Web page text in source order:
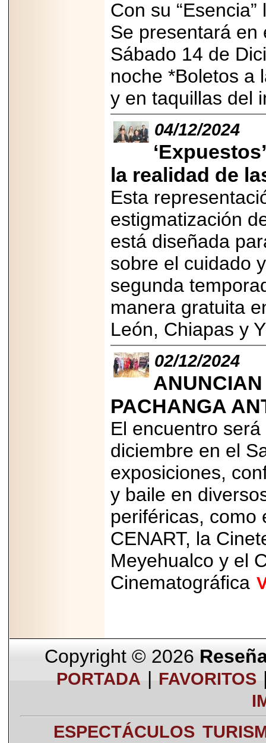
Con su
Se presentará en
Sábado 14 de
noche *Boletos a
y en taquillas del
04/12/2024
la realidad de
Esta
estigmatización
está diseñada
sobre el cuidado
segunda
manera gratuita
León, Chiapas y
02/12/2024
PACHANGA
El encuentro
diciembre en el
exposiciones,
y baile en
periféricas, como
CENART, la
Meyehualco y el
Cinematográfica
Copyright © 2026
PORTADA | FAVORITOS
ESPECTÁCULOS